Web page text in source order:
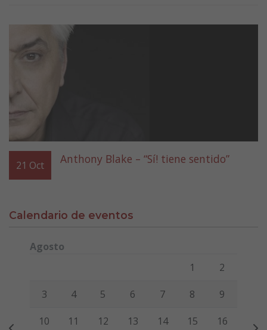
21 Oct Anthony Blake – “Sí! tiene sentido”
Calendario de eventos
Agosto
Viernes Sábado
1 2
3 4 5 6 7 8 9
10 11 12 13 14 15 16